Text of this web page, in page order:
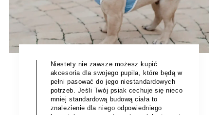
Niestety nie zawsze możesz kupić
akcesoria dla swojego pupila, które będą w
pełni pasować do jego niestandardowych
potrzeb. Jeśli Twój psiak cechuje się nieco
mniej standardową budową ciała to
znalezienie dla niego odpowiedniego